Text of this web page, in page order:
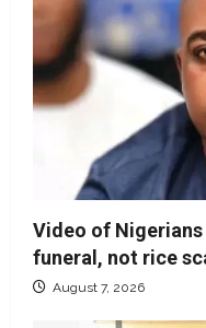
Video of Nigerians
funeral, not rice
August 7, 2026